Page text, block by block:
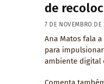
de
7 DE NOVEMBRO
Ana Matos fala
para
ambiente digital